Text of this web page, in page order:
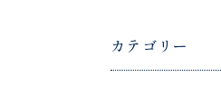
カテゴリー